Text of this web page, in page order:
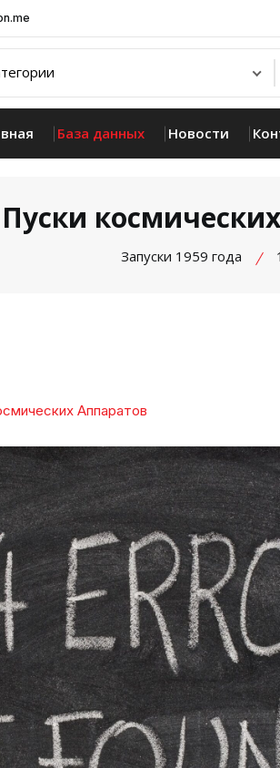
База данных Новости
Пуски
Запуски 1959 года
Аппаратов